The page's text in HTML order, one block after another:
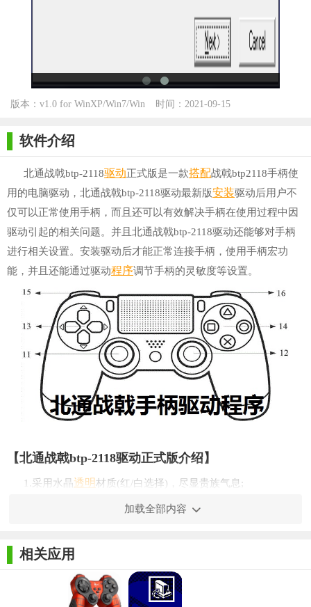
版本：v1.0 for WinXP/Win7/Win
时间：2021-09-15
软件介绍
北通战戟btp-2118驱动正式版是一款搭配战戟btp2118手柄使
用的电脑驱动，北通战戟btp-2118驱动最新版安装驱动后用户不
仅可以正常使用手柄，而且还可以有效解决手柄在使用过程中因
驱动引起的相关问题。并且北通战戟btp-2118驱动还能够对手柄
进行相关设置。安装驱动后才能正常连接手柄，使用手柄宏功
能，并且还能通过驱动程序调节手柄的灵敏度等设置。
【北通战戟btp-2118驱动正式版介绍】
1.采用水晶透明材质(红/白选择)，尽显贵族气息;
2.侧面防滑软胶设计，声波导汗槽设计，使手心时刻保持清
3.硬件编程功能，轻松实现摇杆灵敏度三段调节和“一键必
4.左右握把各内置振动电机，可表现细腻的振动效果;
加载全部内容
相关应用